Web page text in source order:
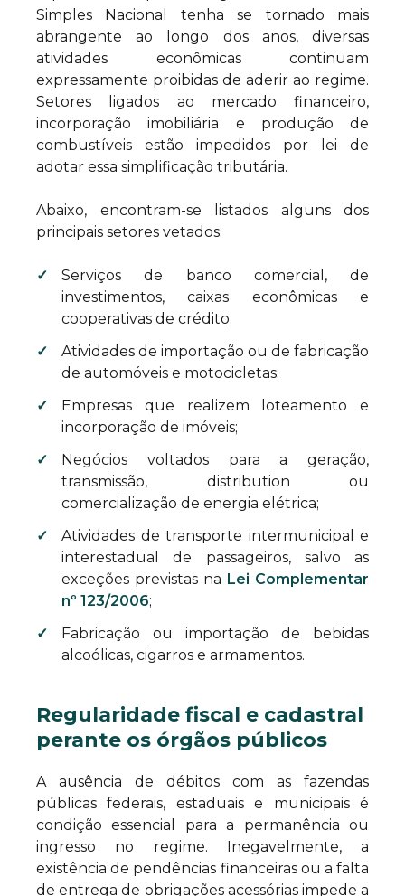
Simples Nacional tenha se tornado mais
abrangente ao longo dos anos, diversas
atividades econômicas continuam
expressamente proibidas de aderir ao regime.
Setores ligados ao mercado financeiro,
incorporação imobiliária e produção de
combustíveis estão impedidos por lei de
adotar essa simplificação tributária.
Abaixo, encontram-se listados alguns dos
principais setores vetados:
Serviços de banco comercial, de
investimentos, caixas econômicas e
cooperativas de crédito;
Atividades de importação ou de fabricação
de automóveis e motocicletas;
Empresas que realizem loteamento e
incorporação de imóveis;
Negócios voltados para a geração,
transmissão, distribution ou
comercialização de energia elétrica;
Atividades de transporte intermunicipal e
interestadual de passageiros, salvo as
exceções previstas na Lei Complementar
nº 123/2006;
Fabricação ou importação de bebidas
alcoólicas, cigarros e armamentos.
Regularidade fiscal e cadastral
perante os órgãos públicos
A ausência de débitos com as fazendas
públicas federais, estaduais e municipais é
condição essencial para a permanência ou
ingresso no regime. Inegavelmente, a
existência de pendências financeiras ou a falta
de entrega de obrigações acessórias impede a